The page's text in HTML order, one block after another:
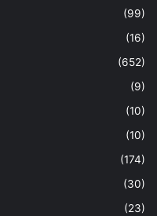
(99)
(16)
(652)
(9)
(10)
(10)
(174)
(30)
(23)